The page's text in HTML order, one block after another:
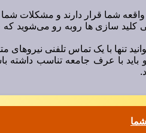
شما قرار دارند و مشکلات
سازی ها روبه رو می‌شوید که
تنها با یک تماس تلفنی
با عرف جامعه تناسب داشته